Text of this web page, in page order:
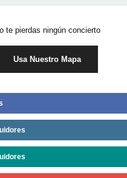
te pierdas ningún concierto
Usa Nuestro Mapa